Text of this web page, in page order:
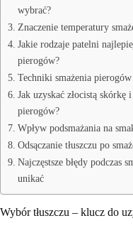
wybrać?
Znaczenie temperatury
Jakie rodzaje patelni
pierogów?
Techniki smażenia
Jak uzyskać złocistą
pierogów?
Wpływ podsmażania na
Odsączanie tłuszczu po
Najczęstsze błędy podczas
unikać
Wybór tłuszczu – klucz do